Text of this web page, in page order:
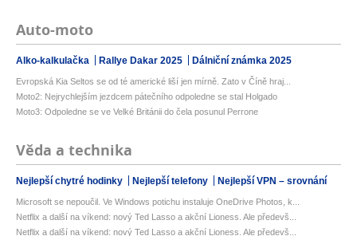
Auto-moto
Alko-kalkulačka Rallye Dakar 2025 Dálniční známka 2025
Evropská Kia Seltos se od té americké liší jen mírně. Zato v Číně hraj...
Moto2: Nejrychlejším jezdcem pátečního odpoledne se stal Holgado
Moto3: Odpoledne se ve Velké Británii do čela posunul Perrone
Věda a technika
Nejlepší chytré hodinky Nejlepší telefony Nejlepší VPN – srovnání
Microsoft se nepoučil. Ve Windows potichu instaluje OneDrive Photos, k...
Netflix a další na víkend: nový Ted Lasso a akční Lioness. Ale předevš...
Netflix a další na víkend: nový Ted Lasso a akční Lioness. Ale předevš...